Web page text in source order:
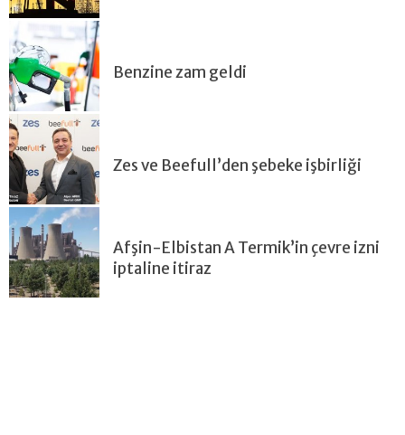
Benzine zam geldi
Zes ve Beefull’den şebeke işbirliği
Afşin-Elbistan A Termik’in çevre izni
iptaline itiraz